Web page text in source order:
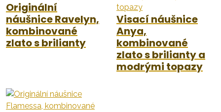
Originální
náušnice Ravelyn,
kombinované
zlato s brilianty
Visací náušnice
Anya,
kombinované
zlato s brilianty a
modrými topazy